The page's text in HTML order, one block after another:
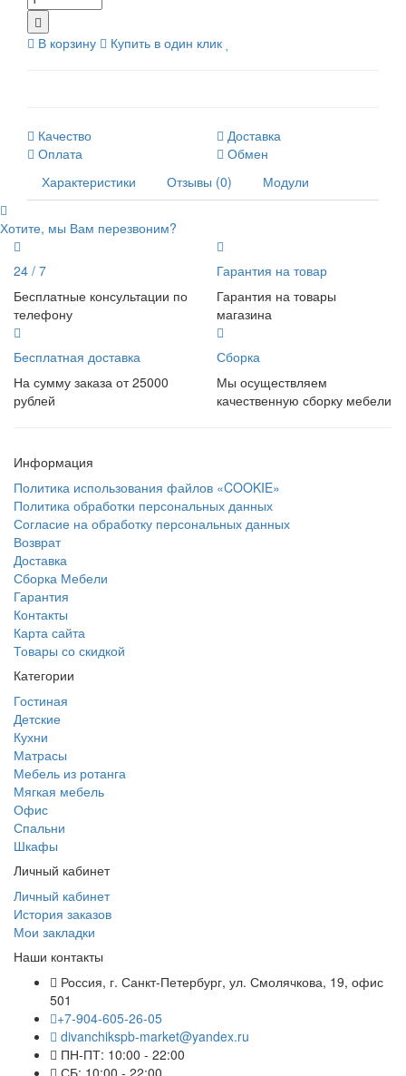
В корзину Купить в один клик
Качество
Доставка
Оплата
Обмен
Характеристики
Отзывы (0) Модули
Хотите, мы Вам перезвоним?
24 / 7
Бесплатные консультации по
телефону
Гарантия на товар
Гарантия на товары
магазина
Бесплатная доставка
На сумму заказа от 25000
рублей
Сборка
Мы осуществляем
качественную сборку мебели
Информация
Политика использования файлов «COOKIE»
Политика обработки персональных данных
Согласие на обработку персональных данных
Возврат
Доставка
Сборка Мебели
Гарантия
Контакты
Карта сайта
Товары со скидкой
Категории
Гостиная
Детские
Кухни
Матрасы
Мебель из ротанга
Мягкая мебель
Офис
Спальни
Шкафы
Личный кабинет
Личный кабинет
История заказов
Мои закладки
Наши контакты
Россия, г. Санкт-Петербург, ул. Смолячкова, 19, офис
501
+7-904-605-26-05
divanchikspb-market@yandex.ru
ПН-ПТ: 10:00 - 22:00
СБ: 10:00 - 22:00